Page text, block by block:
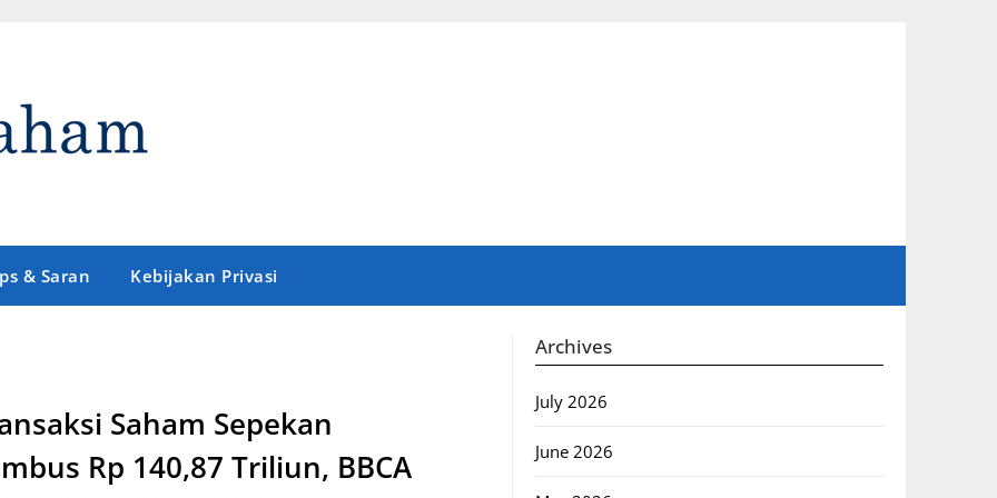
& Saran Kebijakan Privasi
Saham Sepekan
Rp 140,87 Triliun, BBCA
Archives
July 2026
June 2026